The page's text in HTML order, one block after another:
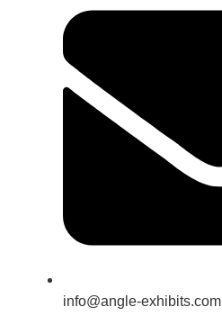
info@angle-exhibits.com